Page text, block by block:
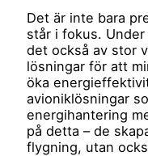
Det är inte bara
står i fokus.
det också av stor
lösningar för att
öka
avioniklösningar
energihantering
på detta – de
flygning, utan